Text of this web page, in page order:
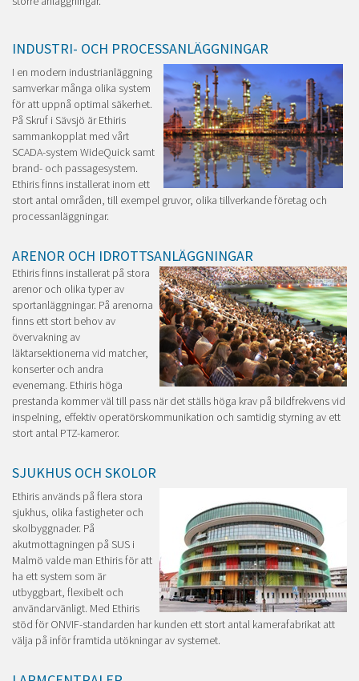
INDUSTRI- OCH PROCESSANLÄGGNINGAR
I en modern industrianläggning
samverkar många olika system
för att uppnå optimal säkerhet.
På Skruf i Sävsjö är Ethiris
sammankopplat med vårt
SCADA-system WideQuick samt
brand- och passagesystem.
Ethiris finns installerat inom ett
stort antal områden, till exempel gruvor, olika tillverkande företag och
processanläggningar.
ARENOR OCH IDROTTSANLÄGGNINGAR
Ethiris finns installerat på stora
arenor och olika typer av
sportanläggningar. På arenorna
finns ett stort behov av
övervakning av
läktarsektionerna vid matcher,
konserter och andra
evenemang. Ethiris höga
prestanda kommer väl till pass när det ställs höga krav på bildfrekvens vid
inspelning, effektiv operatörskommunikation och samtidig styrning av ett
stort antal PTZ-kameror.
SJUKHUS OCH SKOLOR
Ethiris används på flera stora
sjukhus, olika fastigheter och
skolbyggnader. På
akutmottagningen på SUS i
Malmö valde man Ethiris för att
ha ett system som är
utbyggbart, flexibelt och
användarvänligt. Med Ethiris
stöd för ONVIF-standarden har kunden ett stort antal kamerafabrikat att
välja på inför framtida utökningar av systemet.